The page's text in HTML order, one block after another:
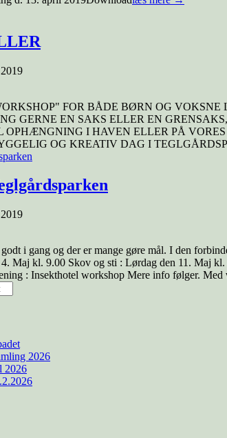
FOR BÅDE BØRN OG
GERNE EN SAKS ELLER EN
OPHÆNGNING I HAVEN ELLER PÅ
OG KREATIV DAG I
i gang og der er mange gøre mål. I den
Maj kl. 9.00 Skov og sti : Lørdag den 11. Maj
: Insekthotel workshop Mere info følger. Med
2026
2026